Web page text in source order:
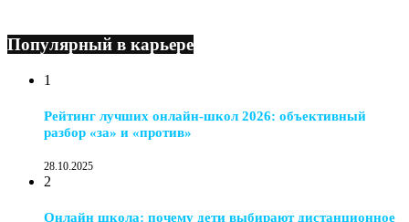
Популярный в карьере
1
Рейтинг лучших онлайн-школ 2026: объективный
разбор «за» и «против»
28.10.2025
2
Онлайн школа: почему дети выбирают дистанционное